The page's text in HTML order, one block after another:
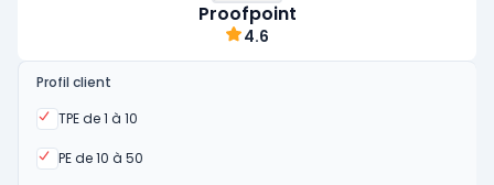
Proofpoint
4.6
Profil client
TPE de 1 à 10
Oui
PE de 10 à 50
Oui